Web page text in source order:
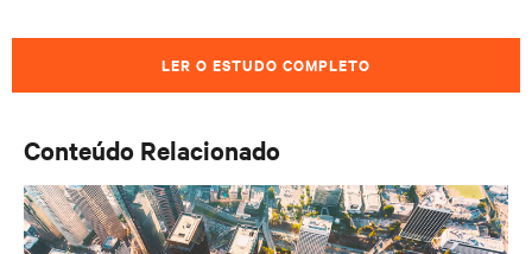
LER O ESTUDO COMPLETO
Conteúdo Relacionado